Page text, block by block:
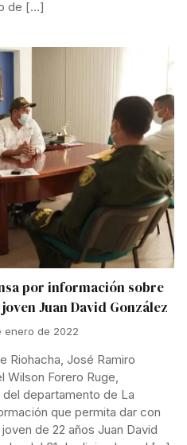
de […]
por información sobre
Juan David González
enero de 2022
Riohacha, José Ramiro
Forero Ruge,
departamento de La
que permita dar con
de 22 años Juan David